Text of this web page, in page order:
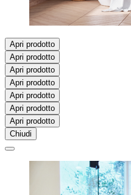
Apri prodotto
Apri prodotto
Apri prodotto
Apri prodotto
Apri prodotto
Apri prodotto
Apri prodotto
Chiudi